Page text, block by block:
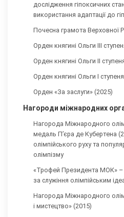
дослідження гіпоксичних
використання адаптації до
Почесна грамота Верховної
Орден княгині Ольги III
Орден княгині Ольги II
Орден княгині Ольги І
Орден «За заслуги» (2025)
Нагороди міжнародних
Нагорода Міжнародного
медаль П’єра де Кубертена
олімпійського руху та
олімпізму
«Трофей Президента МОК» –
за служіння олімпійським
Нагорода Міжнародного
і мистецтво» (2015)